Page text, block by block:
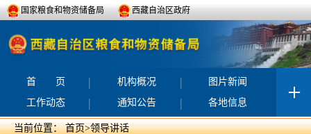
国家粮食和物资储备局 西藏自治区政府
首 页 | 机构概况 |
图片新闻
工作动态
| 通知公告 | 各地信息
当前位置：首页>领导讲话